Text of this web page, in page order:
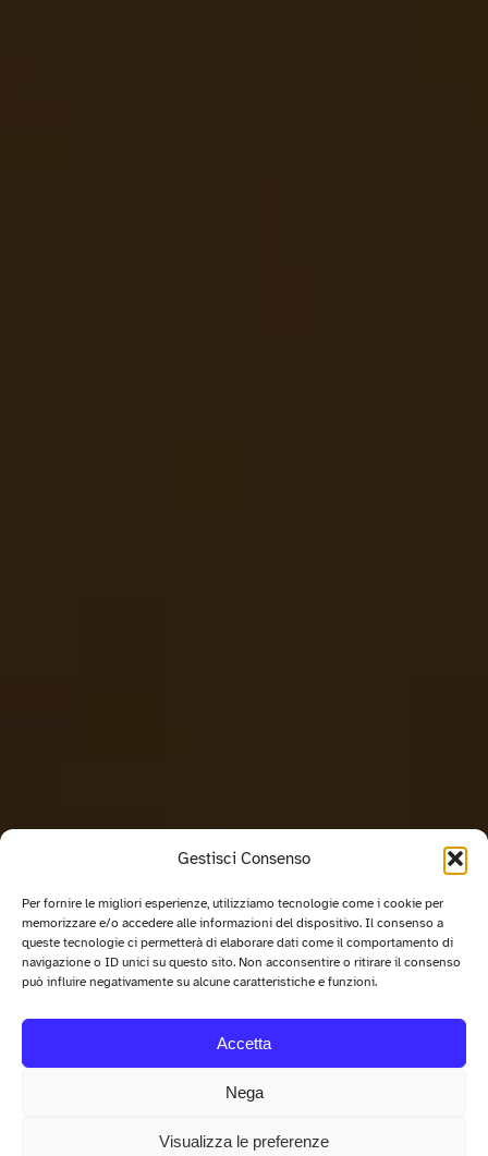
Gestisci Consenso
Per fornire le migliori esperienze, utilizziamo tecnologie come i cookie per
memorizzare e/o accedere alle informazioni del dispositivo. Il consenso a
queste tecnologie ci permetterà di elaborare dati come il comportamento di
navigazione o ID unici su questo sito. Non acconsentire o ritirare il consenso
può influire negativamente su alcune caratteristiche e funzioni.
Accetta
Nega
Visualizza le preferenze